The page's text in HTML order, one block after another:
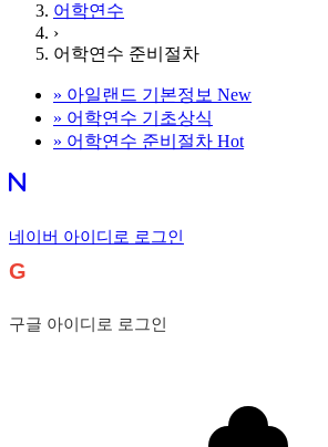
어학연수
›
어학연수 준비절차
» 아일랜드 기본정보 New
» 어학연수 기초상식
» 어학연수 준비절차 Hot
네이버 아이디로 로그인
G
구글 아이디로 로그인